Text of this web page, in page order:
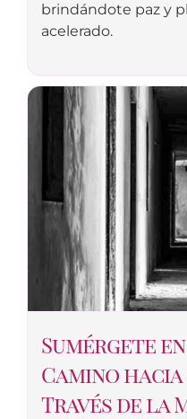
brindándote paz y
acelerado.
Sumérgete
Camino
Través de la